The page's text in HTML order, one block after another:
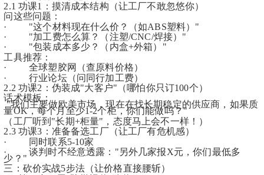
2.1 功课1：摸清成本结构（让工厂不敢忽悠你）
问这些问题：
·         "这个材料现在什么价？（如ABS塑料）"
·         "加工费怎么算？（注塑/CNC/焊接）"
·         "包装成本多少？（内盒+外箱）"
工具推荐：
·         全球塑胶网（查原料价格）
·         行业论坛（问同行加工费）
2.2 功课2：伪装成"大客户"（哪怕你只订100个）
话术模板：
"我们主要做欧美市场，现在在找长期稳定的供应商，如果质
量OK，每个月至少1-2个柜，你们能做吗？"
（工厂听到"长期+柜量"，态度马上会不一样！）
2.3 功课3：准备备选工厂（让工厂有危机感）
·         同时联系5-10家
·         谈判时不经意透露："另外几家报X元，你们最低多
少？"
三：砍价实战5步法（让价格直接腰斩）